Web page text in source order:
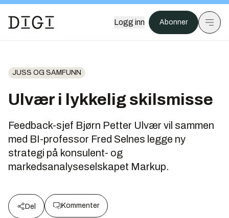
Logg inn Abonner
JUSS OG SAMFUNN
Ulvær i lykkelig skilsmisse
Feedback-sjef Bjørn Petter Ulvær vil sammen
med BI-professor Fred Selnes legge ny
strategi på konsulent- og
markedsanalyseselskapet Markup.
Del Kommenter